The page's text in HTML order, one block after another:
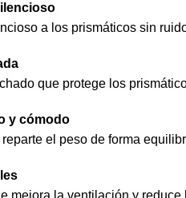
a los prismáticos sin
que protege los
y cómodo
el peso de forma
mejora la ventilación y